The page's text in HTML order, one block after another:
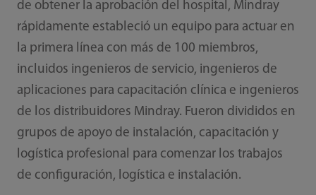
de obtener la aprobación del hospital, Mindray
rápidamente estableció un equipo para actuar en
la primera línea con más de 100 miembros,
incluidos ingenieros de servicio, ingenieros de
aplicaciones para capacitación clínica e ingenieros
de los distribuidores Mindray. Fueron divididos en
grupos de apoyo de instalación, capacitación y
logística profesional para comenzar los trabajos
de configuración, logística e instalación.